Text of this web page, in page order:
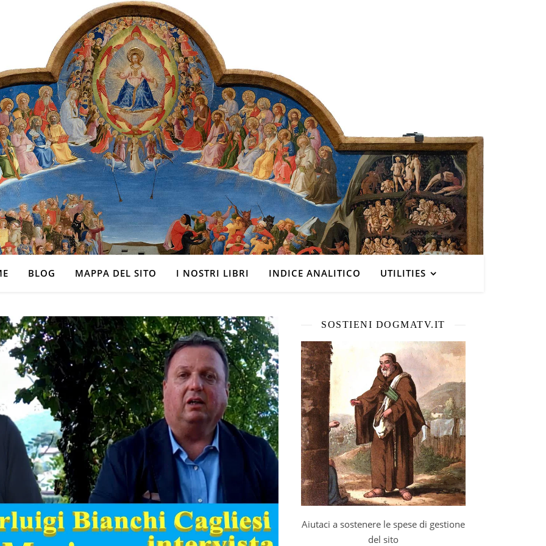
BLOG MAPPA DEL SITO I NOSTRI LIBRI INDICE ANALITICO UTILITIES
SOSTIENI DOGMATV.IT
Aiutaci a sostenere le spese di gestione
del sito